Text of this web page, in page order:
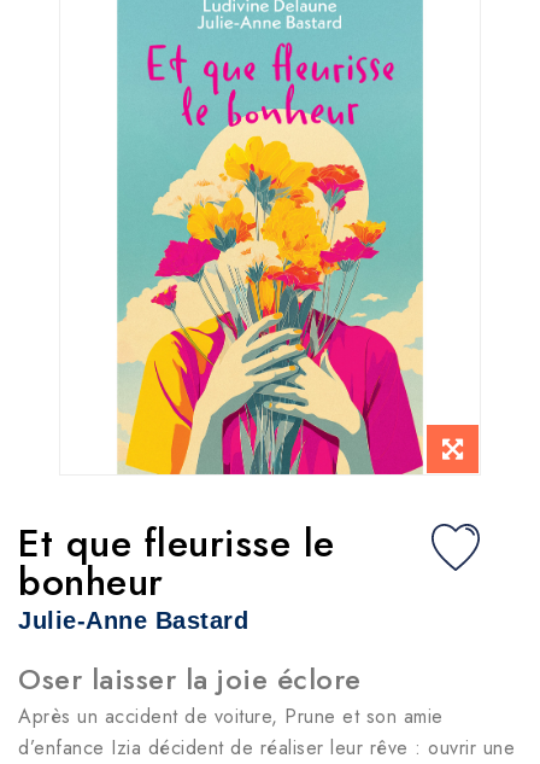
Et que fleurisse le
bonheur
Julie-Anne Bastard
Oser laisser la joie éclore
Après un accident de voiture, Prune et son amie
d’enfance Izia décident de réaliser leur rêve : ouvrir une